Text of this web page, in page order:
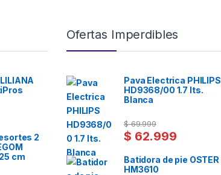
2
cm
Ofertas Imperdibles
Pava Electrica PHILIPS
HD9368/00 1.7 lts.
Blanca
$ 62.999
$69.999
Batidora de pie OSTER
HM3610